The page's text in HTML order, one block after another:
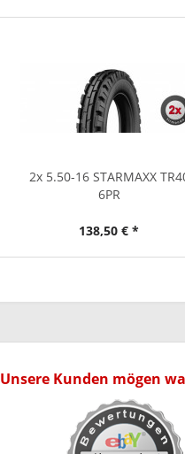
2x 5.50-16 STARMAXX
6PR
138,50 € *
Unsere Kunden mögen